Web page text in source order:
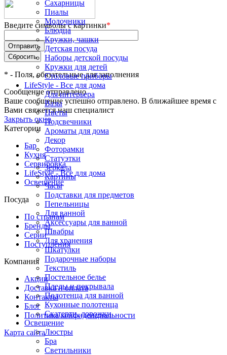
Сахарницы
Пиалы
Молочники
Блюдца
Кружки, чашки
Детская посуда
Наборы детской посуды
Кружки для детей
Столовые приборы
LifeStyle - Все для дома
Для интерьера
Вазы
Цветы
Подсвечники
Ароматы для дома
Декор
Фоторамки
Статуэтки
Зеркала
Картины
Часы
Подставки для предметов
Пепельницы
Для ванной
Аксессуары для ванной
Швабры
Для хранения
Шкатулки
Подарочные наборы
Текстиль
Постельное белье
Пледы и покрывала
Полотенца для ванной
Кухонные полотенца
Скатерти, дорожки
Освещение
Люстры
Бра
Светильники
Введите символы с картинки*
* - Поля, обязательные для заполнения
Сообщение отправлено
Ваше сообщение успешно отправлено. В ближайшее время с
Вами свяжется наш специалист
Закрыть окно
Категории
Бар
Кухня
Сервировка
LifeStyle - Все для дома
Освещение
Посуда
По странам
Бренды
Серии
Поступления
Компания
Акции
Доставка и оплата
Контакты
Блог
Политика конфиденциальности
Карта сайта